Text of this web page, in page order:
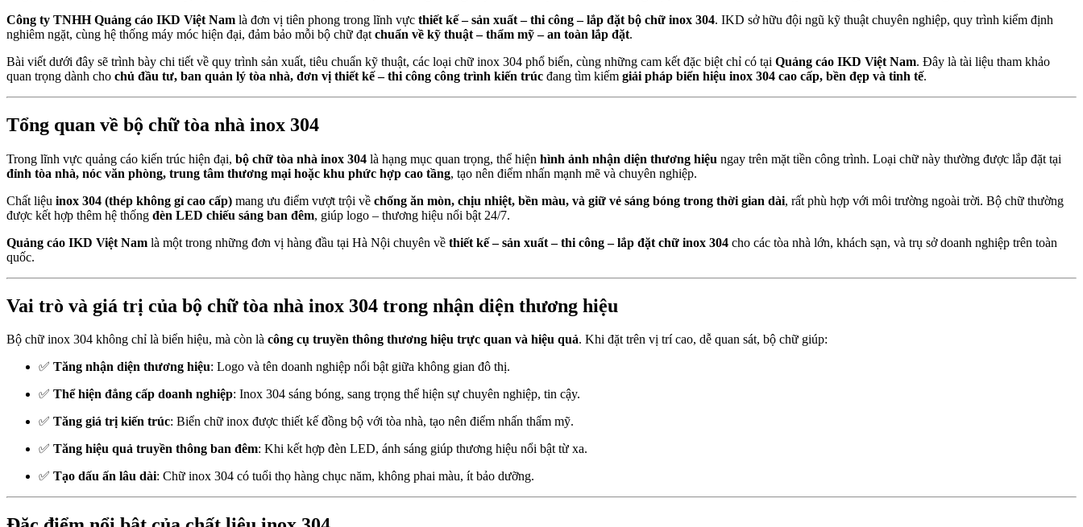
Công ty TNHH Quảng cáo IKD Việt Nam là đơn vị tiên phong trong lĩnh vực thiết kế – sản xuất – thi công – lắp đặt bộ chữ inox 304. IKD sở hữu đội ngũ kỹ thuật chuyên nghiệp, quy trình kiểm định
nghiêm ngặt, cùng hệ thống máy móc hiện đại, đảm bảo mỗi bộ chữ đạt chuẩn về kỹ thuật – thẩm mỹ – an toàn lắp đặt.
Bài viết dưới đây sẽ trình bày chi tiết về quy trình sản xuất, tiêu chuẩn kỹ thuật, các loại chữ inox 304 phổ biến, cùng những cam kết đặc biệt chỉ có tại Quảng cáo IKD Việt Nam. Đây là tài liệu tham khảo
quan trọng dành cho chủ đầu tư, ban quản lý tòa nhà, đơn vị thiết kế – thi công công trình kiến trúc đang tìm kiếm giải pháp biển hiệu inox 304 cao cấp, bền đẹp và tinh tế.
Tổng quan về bộ chữ tòa nhà inox 304
Trong lĩnh vực quảng cáo kiến trúc hiện đại, bộ chữ tòa nhà inox 304 là hạng mục quan trọng, thể hiện hình ảnh nhận diện thương hiệu ngay trên mặt tiền công trình. Loại chữ này thường được lắp đặt tại
đỉnh tòa nhà, nóc văn phòng, trung tâm thương mại hoặc khu phức hợp cao tầng, tạo nên điểm nhấn mạnh mẽ và chuyên nghiệp.
Chất liệu inox 304 (thép không gỉ cao cấp) mang ưu điểm vượt trội về chống ăn mòn, chịu nhiệt, bền màu, và giữ vẻ sáng bóng trong thời gian dài, rất phù hợp với môi trường ngoài trời. Bộ chữ thường
được kết hợp thêm hệ thống đèn LED chiếu sáng ban đêm, giúp logo – thương hiệu nổi bật 24/7.
Quảng cáo IKD Việt Nam là một trong những đơn vị hàng đầu tại Hà Nội chuyên về thiết kế – sản xuất – thi công – lắp đặt chữ inox 304 cho các tòa nhà lớn, khách sạn, và trụ sở doanh nghiệp trên toàn
quốc.
Vai trò và giá trị của bộ chữ tòa nhà inox 304 trong nhận diện thương hiệu
Bộ chữ inox 304 không chỉ là biển hiệu, mà còn là công cụ truyền thông thương hiệu trực quan và hiệu quả. Khi đặt trên vị trí cao, dễ quan sát, bộ chữ giúp:
✅ Tăng nhận diện thương hiệu: Logo và tên doanh nghiệp nổi bật giữa không gian đô thị.
✅ Thể hiện đẳng cấp doanh nghiệp: Inox 304 sáng bóng, sang trọng thể hiện sự chuyên nghiệp, tin cậy.
✅ Tăng giá trị kiến trúc: Biển chữ inox được thiết kế đồng bộ với tòa nhà, tạo nên điểm nhấn thẩm mỹ.
✅ Tăng hiệu quả truyền thông ban đêm: Khi kết hợp đèn LED, ánh sáng giúp thương hiệu nổi bật từ xa.
✅ Tạo dấu ấn lâu dài: Chữ inox 304 có tuổi thọ hàng chục năm, không phai màu, ít bảo dưỡng.